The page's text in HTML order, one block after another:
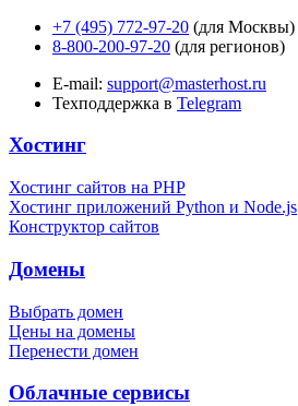
+7 (495) 772-97-20 (для Москвы)
8-800-200-97-20 (для регионов)
E-mail: support@masterhost.ru
Техподдержка в Telegram
Хостинг
Хостинг сайтов на PHP
Хостинг приложений Python и Node.js
Конструктор сайтов
Домены
Выбрать домен
Цены на домены
Перенести домен
Облачные сервисы